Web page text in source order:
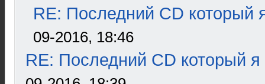
RE: Последний CD который
09-2016, 18:46
RE: Последний CD который я